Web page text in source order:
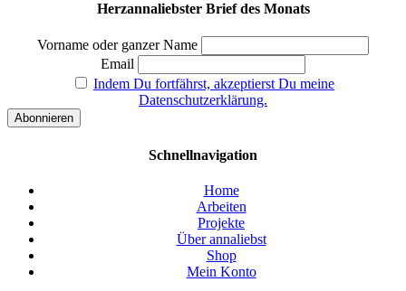
Herzannaliebster Brief des Monats
Vorname oder ganzer Name
Email
Indem Du fortfährst, akzeptierst Du meine
Datenschutzerklärung.
Schnellnavigation
Home
Arbeiten
Projekte
Über annaliebst
Shop
Mein Konto